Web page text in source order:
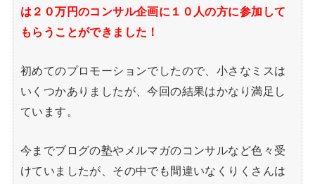
は２０万円のコンサル企画に１０人の方に参加して
もらうことができました！
初めてのプロモーションでしたので、小さなミスは
いくつかありましたが、今回の結果はかなり満足し
ています。
今までブログの塾やメルマガのコンサルなど色々受
けていましたが、その中でも間違いなくりくさんは